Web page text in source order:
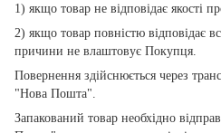
1) якщо товар не відповідає якості
2) якщо товар повністю відповідає
причини не влаштовує Покупця.
Повернення здійснюється через
"Нова Пошта".
Запакований товар необхідно